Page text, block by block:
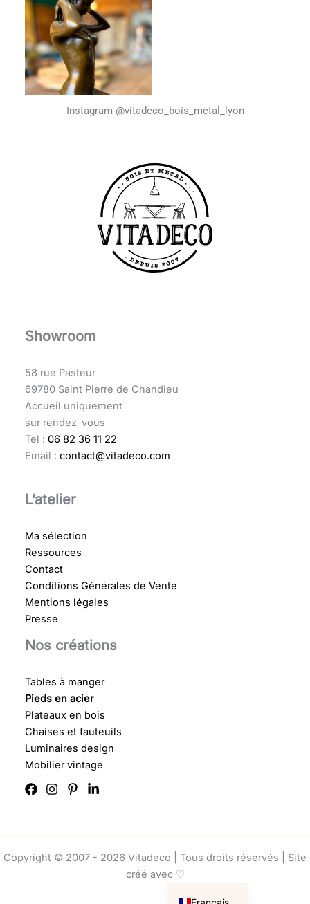
Instagram @vitadeco_bois_metal_lyon
Showroom
58 rue Pasteur
69780 Saint Pierre de Chandieu
Accueil uniquement
sur rendez-vous
Tel : 06 82 36 11 22
Email : contact@vitadeco.com
L’atelier
Ma sélection
Ressources
Contact
Conditions Générales de Vente
Mentions légales
Presse
Nos créations
Tables à manger
Pieds en acier
Plateaux en bois
Chaises et fauteuils
Luminaires design
Mobilier vintage
Copyright © 2007 - 2026 Vitadeco | Tous droits réservés | Site
créé avec ♡